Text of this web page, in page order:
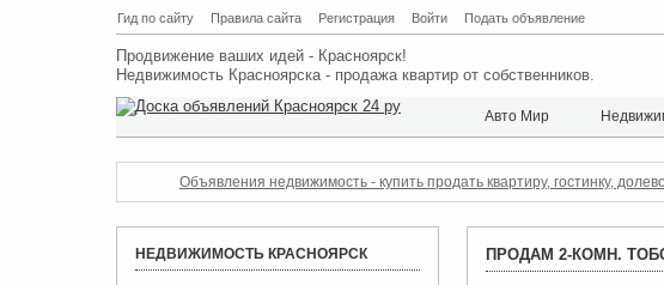
Гид по сайту Правила сайта Регистрация Войти Подать объявление
Продвижение ваших идей - Красноярск!
Недвижимость Красноярска - продажа квартир от собственников.
Авто Мир
Объявления недвижимость - купить продать квартиру, гостинку,
НЕДВИЖИМОСТЬ КРАСНОЯРСК ПРОДАМ 2-КОМН.